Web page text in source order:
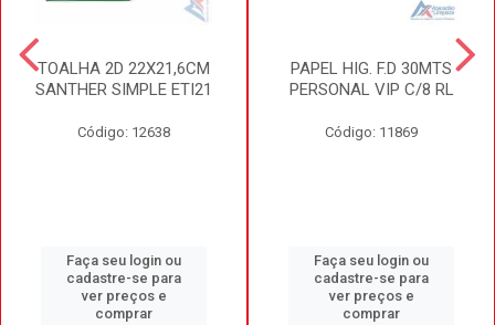
TOALHA 2D 22X21,6CM
SANTHER SIMPLE ETI21
Código: 12638
Faça seu login ou
cadastre-se para
ver preços e
comprar
PAPEL HIG. F.D 30MTS
PERSONAL VIP C/8 RL
Código: 11869
Faça seu login ou
cadastre-se para
ver preços e
comprar